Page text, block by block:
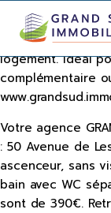
À louer,
d'une cuisine
logement. Idéal
complémentaire
Votre agence
: 50 Avenue de
ascenceur, sans
bain avec WC
sont de 390€.